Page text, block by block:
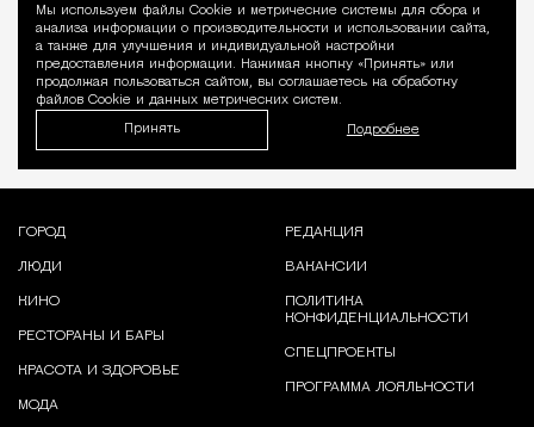
Уведомление
Мы используем файлы Сookie и метрические системы для сбора и
анализа информации о производительности и использовании сайта,
а также для улучшения и индивидуальной настройки
предоставления информации. Нажимая кнопку «Принять» или
продолжая пользоваться сайтом, вы соглашаетесь на обработку
файлов Cookie и данных метрических систем.
Принять Подробнее
ГОРОД
ЛЮДИ
КИНО
РЕСТОРАНЫ И БАРЫ
КРАСОТА И ЗДОРОВЬЕ
МОДА
РЕДАКЦИЯ
ВАКАНСИИ
ПОЛИТИКА
КОНФИДЕНЦИАЛЬНОСТИ
СПЕЦПРОЕКТЫ
ПРОГРАММА ЛОЯЛЬНОСТИ